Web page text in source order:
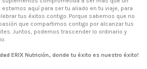
aquí para ser tu aliado en tu viaje, para
tus éxitos contigo. Porque sabemos que no
que compartimos contigo por alcanzar tus
Juntos, podemos trascender lo ordinario y
ERIX Nutrición, donde tu éxito es nuestro éxito!